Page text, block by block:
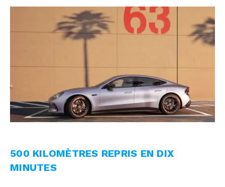
500 KILOMÈTRES REPRIS EN DIX
MINUTES